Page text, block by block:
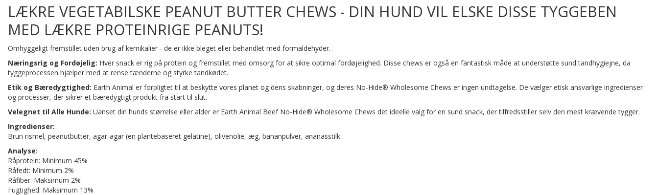
LÆKRE VEGETABILSKE PEANUT BUTTER CHEWS - DIN HUND VIL ELSKE DISSE TYGGEBEN
MED LÆKRE PROTEINRIGE PEANUTS!
Omhyggeligt fremstillet uden brug af kemikalier - de er ikke bleget eller behandlet med formaldehyder.
Næringsrig og Fordøjelig: Hver snack er rig på protein og fremstillet med omsorg for at sikre optimal fordøjelighed. Disse chews er også en fantastisk måde at understøtte sund tandhygiejne, da
tyggeprocessen hjælper med at rense tænderne og styrke tandkødet.
Etik og Bæredygtighed: Earth Animal er forpligtet til at beskytte vores planet og dens skabninger, og deres No-Hide® Wholesome Chews er ingen undtagelse. De vælger etisk ansvarlige ingredienser
og processer, der sikrer et bæredygtigt produkt fra start til slut.
Velegnet til Alle Hunde: Uanset din hunds størrelse eller alder er Earth Animal Beef No-Hide® Wholesome Chews det ideelle valg for en sund snack, der tilfredsstiller selv den mest krævende tygger.
Ingredienser:
Brun rismel, peanutbutter, agar-agar (en plantebaseret gelatine), olivenolie, æg, bananpulver, ananasstilk.
Analyse:
Råprotein: Minimum 45%
Råfedt: Minimum 2%
Råfiber: Maksimum 2%
Fugtighed: Maksimum 13%